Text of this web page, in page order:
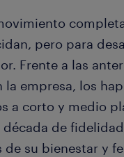
pero para
Frente a las
empresa, los
a corto y medio
de
su bienestar y